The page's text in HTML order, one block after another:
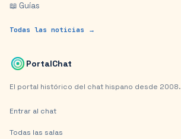
📖 Guías
Todas las noticias →
PortalChat
El portal histórico del chat hispano desde 2008.
Entrar al chat
Todas las salas